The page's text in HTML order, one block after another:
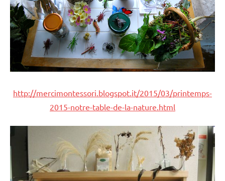
http://mercimontessori.blogspot.it/2015/03/printemps-
2015-notre-table-de-la-nature.html